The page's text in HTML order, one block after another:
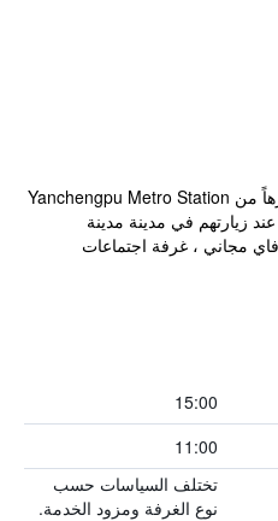
يوجد الفندق ضمن مسافة قريبة تنزهاً من Yanchengpu Metro Station
زيارتهم في مدينة مدينة
مجاني ، غرفة اجتماعات
15:00
11:00
تختلف السياسات حسب
نوع الغرفة ومزود الخدمة.